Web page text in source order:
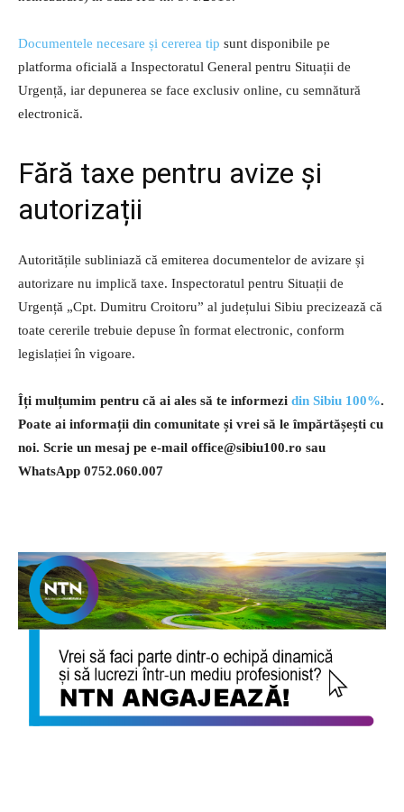
Documentele necesare și cererea tip sunt disponibile pe
platforma oficială a Inspectoratul General pentru Situații de
Urgență, iar depunerea se face exclusiv online, cu semnătură
electronică.
Fără taxe pentru avize și
autorizații
Autoritățile subliniază că emiterea documentelor de avizare și
autorizare nu implică taxe. Inspectoratul pentru Situații de
Urgență „Cpt. Dumitru Croitoru” al județului Sibiu precizează că
toate cererile trebuie depuse în format electronic, conform
legislației în vigoare.
Îți mulțumim pentru că ai ales să te informezi din Sibiu 100%.
Poate ai informații din comunitate și vrei să le împărtășești cu
noi. Scrie un mesaj pe e-mail office@sibiu100.ro sau
WhatsApp 0752.060.007